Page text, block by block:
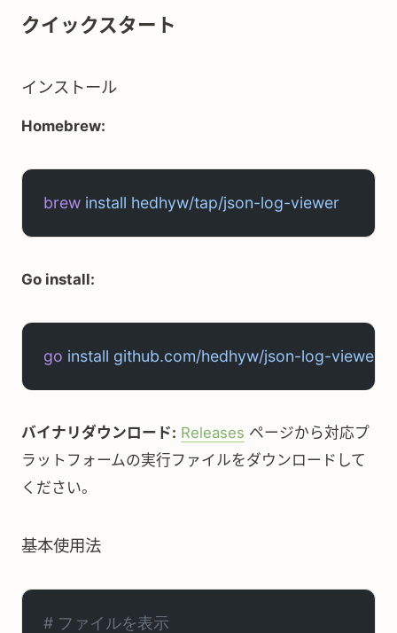
クイックスタート
インストール
Homebrew:
brew install hedhyw/tap/json-log-viewer
Go install:
go install github.com/hedhyw/json-log-
バイナリダウンロード: Releases ページから対応プ
ラットフォームの実行ファイルをダウンロードして
ください。
基本使用法
# ファイルを表示